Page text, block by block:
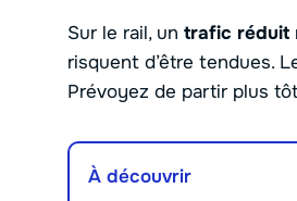
Sur le rail, un trafic réduit
risquent d’être tendues.
Prévoyez de partir plus
À découvrir